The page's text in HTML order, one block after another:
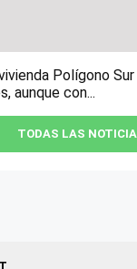
Polígono
aunque con...
TODAS LAS